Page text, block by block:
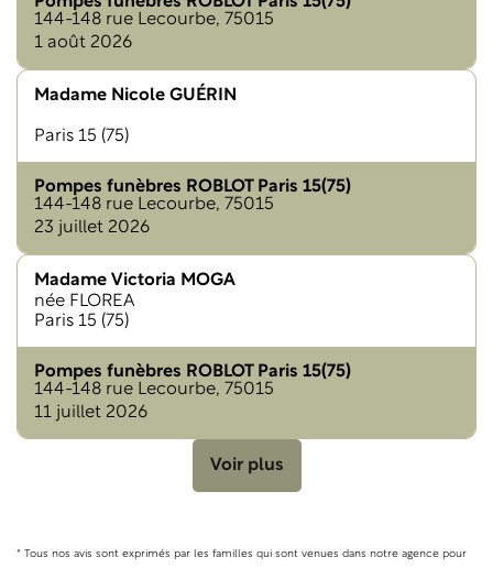
144-148 rue Lecourbe, 75015
1 août 2026
Madame Nicole GUÉRIN
Paris 15 (75)
Pompes funèbres ROBLOT Paris 15(75)
144-148 rue Lecourbe, 75015
23 juillet 2026
Madame Victoria MOGA
née FLOREA
Paris 15 (75)
Pompes funèbres ROBLOT Paris 15(75)
144-148 rue Lecourbe, 75015
11 juillet 2026
Voir plus
* Tous nos avis sont exprimés par les familles qui sont venues dans notre agence pour